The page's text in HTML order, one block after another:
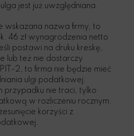
jest już uwzględniana.
wskazana nazwa firmy, to
46 zł wynagrodzenia netto
postawi na druku kreskę,
lub też nie dostarczy
2, to firma nie będzie mieć
ulgi podatkowej.
przypadku nie traci, tylko
w rozliczeniu rocznym.
korzyści z